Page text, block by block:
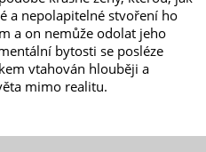
a nepolapitelné stvoření ho
a on nemůže odolat jeho
bytosti se posléze
vtahován hlouběji a
mimo realitu.